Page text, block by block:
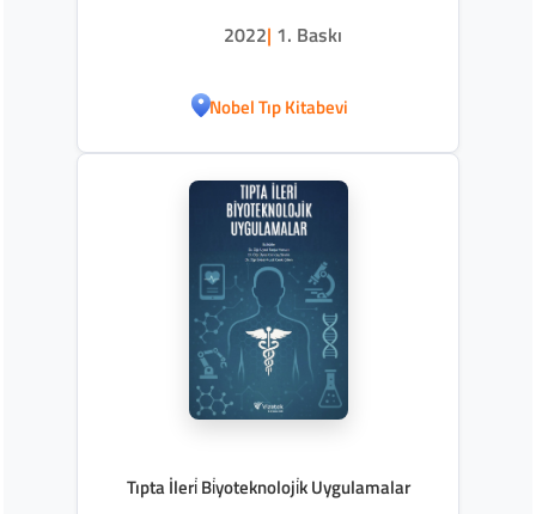
2022| 1. Baskı
Nobel Tıp Kitabevi
Tıpta İleri̇ Bi̇yoteknoloji̇k Uygulamalar